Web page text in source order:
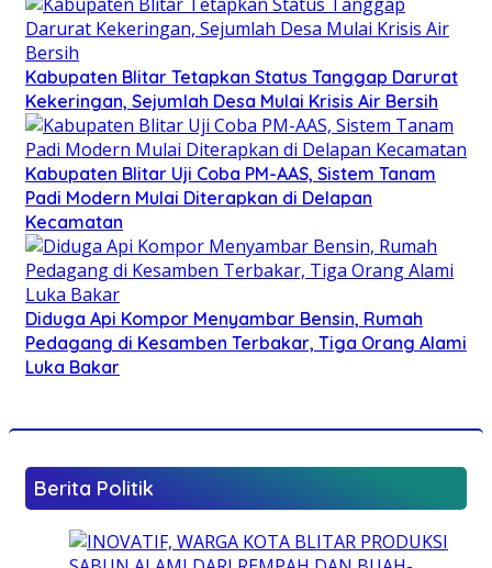
Kabupaten Blitar Tetapkan Status Tanggap Darurat
Kekeringan, Sejumlah Desa Mulai Krisis Air Bersih
Kabupaten Blitar Uji Coba PM-AAS, Sistem Tanam
Padi Modern Mulai Diterapkan di Delapan
Kecamatan
Diduga Api Kompor Menyambar Bensin, Rumah
Pedagang di Kesamben Terbakar, Tiga Orang Alami
Luka Bakar
Berita Politik